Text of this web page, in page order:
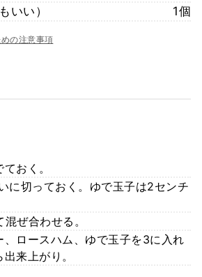
いい）
1個
の注意事項
おく。
に切っておく。ゆで玉子は2センチ
ぜ合わせる。
、ロースハム、ゆで玉子を3に入れ
来上がり。